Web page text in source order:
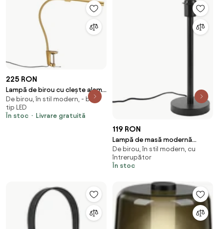
225 RON
Lampă de birou cu clește alamă
incluzând LED cu dimmer tactil
- Lionard
De birou, în stil modern, - bec
tip LED
În stoc
Livrare gratuită
119 RON
Lampă de masă modernă
neagră fără abajur - Simplo
De birou, în stil modern, cu
întrerupător
În stoc